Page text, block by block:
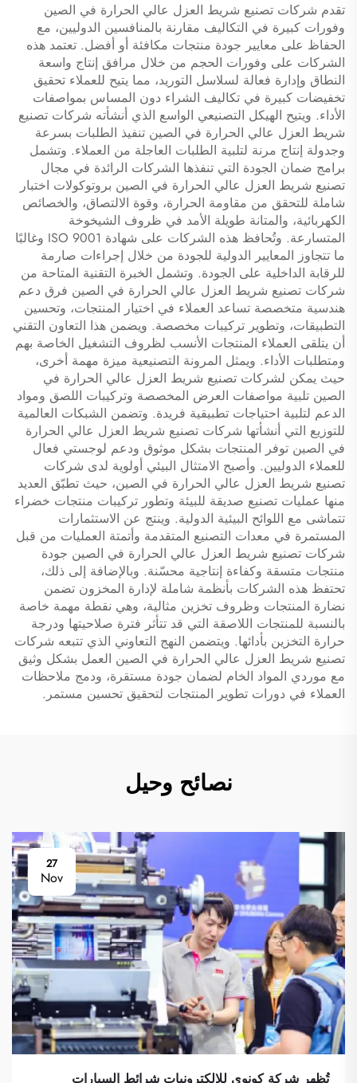
تقدم شركات تصنيع شريط العزل عالي الحرارة في الصين
وفورات كبيرة في التكاليف مقارنة بالمنافسين الدوليين، مع
الحفاظ على معايير جودة منتجات مكافئة أو أفضل. تعتمد هذه
الشركات على وفورات الحجم من خلال مرافق إنتاج واسعة
النطاق وإدارة فعالة لسلاسل التوريد، مما يتيح للعملاء تحقيق
تخفيضات كبيرة في تكاليف الشراء دون المساس بمواصفات
الأداء. ويتيح الهيكل التصنيعي الواسع الذي أنشأته شركات تصنيع
شريط العزل عالي الحرارة في الصين تنفيذ الطلبات بسرعة
وجدولة إنتاج مرنة لتلبية الطلبات العاجلة من العملاء. وتشمل
برامج ضمان الجودة التي تنفذها الشركات الرائدة في مجال
تصنيع شريط العزل عالي الحرارة في الصين بروتوكولات اختبار
شاملة للتحقق من مقاومة الحرارة، وقوة الالتصاق، والخصائص
الكهربائية، والمتانة طويلة الأمد في ظروف الشيخوخة
المتسارعة. وتُحافظ هذه الشركات على شهادة ISO 9001 وغالبًا
ما تتجاوز المعايير الدولية للجودة من خلال إجراءات صارمة
للرقابة الداخلية على الجودة. وتشمل الخبرة التقنية المتاحة من
شركات تصنيع شريط العزل عالي الحرارة في الصين فرق دعم
هندسية متخصصة تساعد العملاء في اختيار المنتجات، وتحسين
التطبيقات، وتطوير تركيبات مخصصة. ويضمن هذا التعاون التقني
أن يتلقى العملاء المنتجات الأنسب لظروف التشغيل الخاصة بهم
ومتطلبات الأداء. ويمثل المرونة التصنيعية ميزة مهمة أخرى،
حيث يمكن لشركات تصنيع شريط العزل عالي الحرارة في
الصين تلبية مواصفات العرض المخصصة وتركيبات اللصق ومواد
الدعم لتلبية احتياجات تطبيقية فريدة. وتضمن الشبكات العالمية
للتوزيع التي أنشأتها شركات تصنيع شريط العزل عالي الحرارة
في الصين توفر المنتجات بشكل موثوق ودعم لوجستي فعال
للعملاء الدوليين. وأصبح الامتثال البيئي أولوية لدى شركات
تصنيع شريط العزل عالي الحرارة في الصين، حيث تطبّق العديد
منها عمليات تصنيع صديقة للبيئة وتطور تركيبات منتجات خضراء
تتماشى مع اللوائح البيئية الدولية. وينتج عن الاستثمارات
المستمرة في معدات التصنيع المتقدمة وأتمتة العمليات من قبل
شركات تصنيع شريط العزل عالي الحرارة في الصين جودة
منتجات متسقة وكفاءة إنتاجية محسّنة. وبالإضافة إلى ذلك،
تحتفظ هذه الشركات بأنظمة شاملة لإدارة المخزون تضمن
نضارة المنتجات وظروف تخزين مثالية، وهي نقطة مهمة خاصة
بالنسبة للمنتجات اللاصقة التي قد تتأثر فترة صلاحيتها ودرجة
حرارة التخزين بأدائها. ويتضمن النهج التعاوني الذي تتبعه شركات
تصنيع شريط العزل عالي الحرارة في الصين العمل بشكل وثيق
مع موردي المواد الخام لضمان جودة مستقرة، ودمج ملاحظات
العملاء في دورات تطوير المنتجات لتحقيق تحسين مستمر.
نصائح وحيل
27
Nov
تُظهر شركة كونوي للإلكترونيات شرائط السيارات